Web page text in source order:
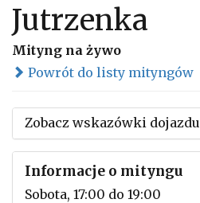
Jutrzenka
Mityng na żywo
Powrót do listy mityngów
Zobacz wskazówki dojazdu
Informacje o mityngu
Sobota, 17:00 do 19:00